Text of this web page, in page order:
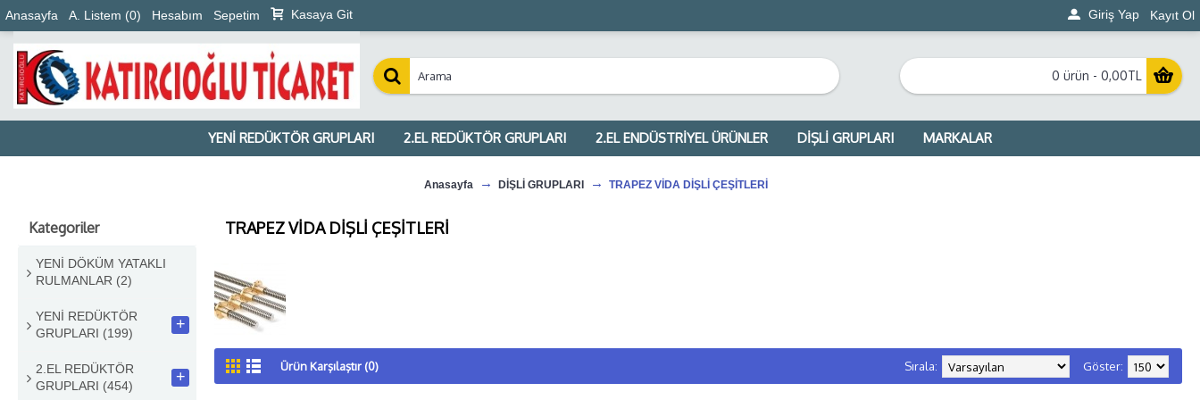
Anasayfa A. Listem (0) Hesabım Sepetim Kasaya Git Giriş Yap Kayıt Ol
0 ürün - 0,00TL
YENİ REDÜKTÖR GRUPLARI 2.EL REDÜKTÖR GRUPLARI 2.EL ENDÜSTRİYEL ÜRÜNLER DİŞLİ GRUPLARI MARKALAR
Anasayfa DİŞLİ GRUPLARI TRAPEZ VİDA DİŞLİ ÇEŞİTLERİ
Kategoriler
YENİ DÖKÜM YATAKLI
RULMANLAR (2)
YENİ REDÜKTÖR
GRUPLARI (199) +
2.EL REDÜKTÖR
GRUPLARI (454) +
TRAPEZ VİDA DİŞLİ ÇEŞİTLERİ
Ürün Karşılaştır (0) Göster:
Sırala: